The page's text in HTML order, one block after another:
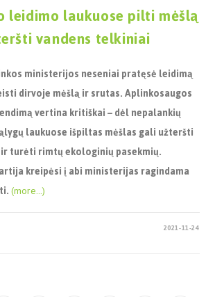
leidimo laukuose pilti mėšlą
vandens telkiniai
ministerijos neseniai pratęsė leidimą
dirvoje mėšlą ir srutas. Aplinkosaugos
vertina kritiškai – dėl nepalankių
laukuose išpiltas mėšlas gali užteršti
turėti rimtų ekologinių pasekmių.
kreipėsi į abi ministerijas ragindama
(more…)
2021-11-24